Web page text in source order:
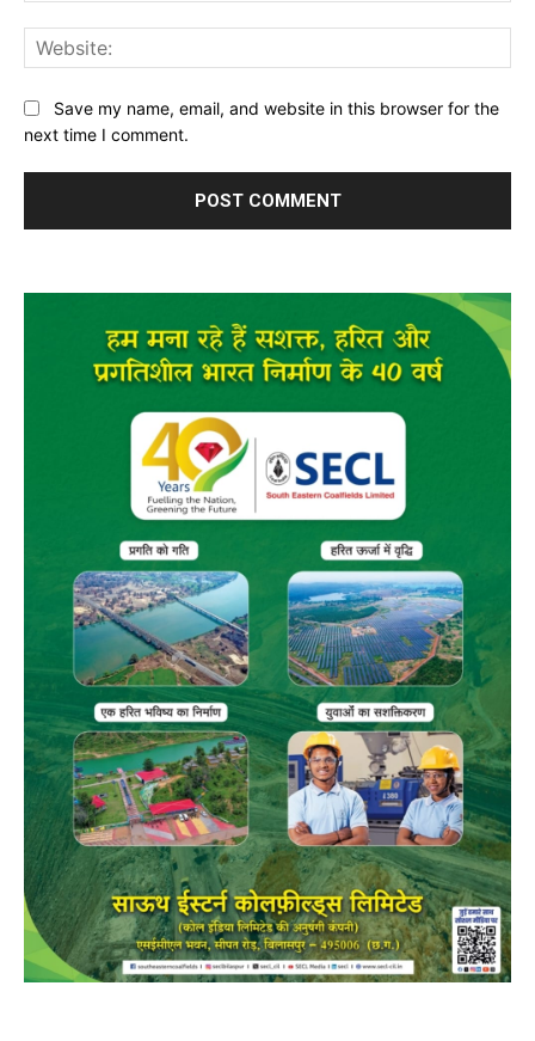
Save my name, email, and website in this browser for the
next time I comment.